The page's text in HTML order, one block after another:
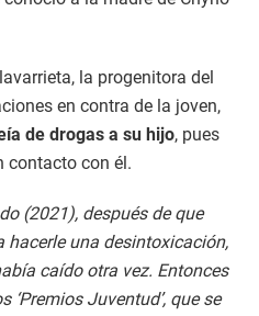
la progenitora del
en contra de la joven,
de drogas a su hijo, pues
contacto con él.
(2021), después de que
hacerle una desintoxicación,
caído otra vez. Entonces
‘Premios Juventud’, que se